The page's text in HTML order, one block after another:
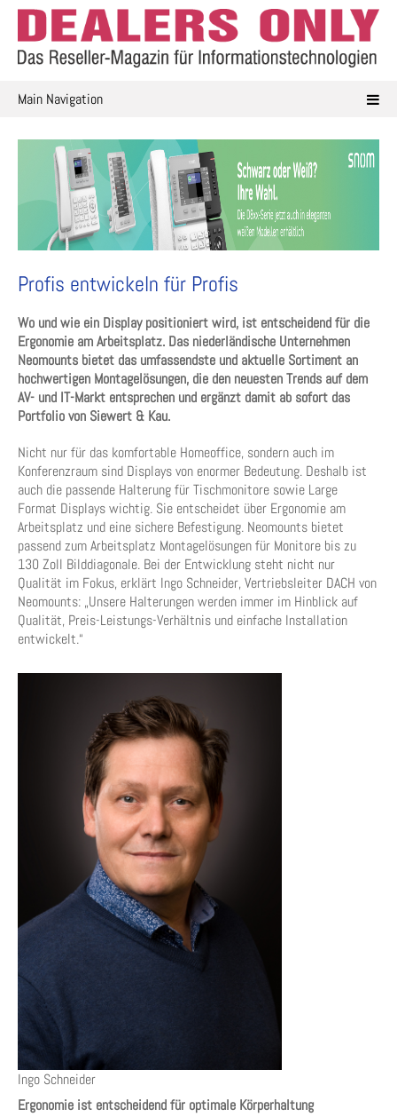
Skip
content
Main Navigation
Profis entwickeln für Profis
Wo und wie ein Display positioniert wird, ist entscheidend für die
Ergonomie am Arbeitsplatz. Das niederländische Unternehmen
Neomounts bietet das umfassendste und aktuelle Sortiment an
hochwertigen Montagelösungen, die den neuesten Trends auf dem
AV- und IT-Markt entsprechen und ergänzt damit ab sofort das
Portfolio von Siewert & Kau.
Nicht nur für das komfortable Homeoffice, sondern auch im
Konferenzraum sind Displays von enormer Bedeutung. Deshalb ist
auch die passende Halterung für Tischmonitore sowie Large
Format Displays wichtig. Sie entscheidet über Ergonomie am
Arbeitsplatz und eine sichere Befestigung. Neomounts bietet
passend zum Arbeitsplatz Montagelösungen für Monitore bis zu
130 Zoll Bilddiagonale. Bei der Entwicklung steht nicht nur
Qualität im Fokus, erklärt Ingo Schneider, Vertriebsleiter DACH von
Neomounts: „Unsere Halterungen werden immer im Hinblick auf
Qualität, Preis-Leistungs-Verhältnis und einfache Installation
entwickelt.“
Ingo Schneider
Ergonomie ist entscheidend für optimale Körperhaltung